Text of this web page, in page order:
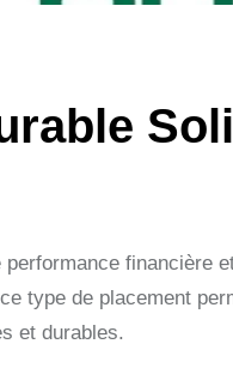
financière
type de placement
et durables.